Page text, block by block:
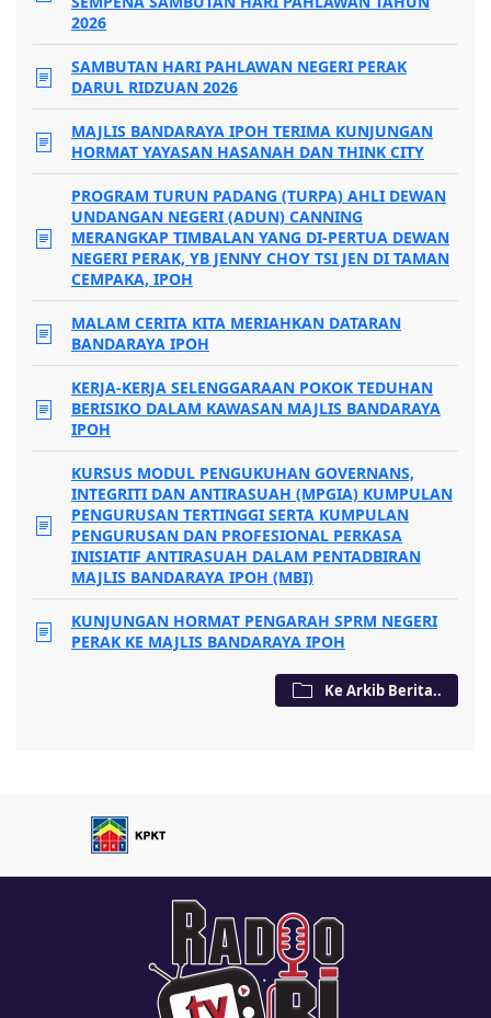
2026
SAMBUTAN HARI PAHLAWAN NEGERI PERAK
DARUL RIDZUAN 2026
MAJLIS BANDARAYA IPOH TERIMA KUNJUNGAN
HORMAT YAYASAN HASANAH DAN THINK CITY
PROGRAM TURUN PADANG (TURPA) AHLI DEWAN
UNDANGAN NEGERI (ADUN) CANNING
MERANGKAP TIMBALAN YANG DI-PERTUA DEWAN
NEGERI PERAK, YB JENNY CHOY TSI JEN DI TAMAN
CEMPAKA, IPOH
MALAM CERITA KITA MERIAHKAN DATARAN
BANDARAYA IPOH
KERJA-KERJA SELENGGARAAN POKOK TEDUHAN
BERISIKO DALAM KAWASAN MAJLIS BANDARAYA
IPOH
KURSUS MODUL PENGUKUHAN GOVERNANS,
INTEGRITI DAN ANTIRASUAH (MPGIA) KUMPULAN
PENGURUSAN TERTINGGI SERTA KUMPULAN
PENGURUSAN DAN PROFESIONAL PERKASA
INISIATIF ANTIRASUAH DALAM PENTADBIRAN
MAJLIS BANDARAYA IPOH (MBI)
KUNJUNGAN HORMAT PENGARAH SPRM NEGERI
PERAK KE MAJLIS BANDARAYA IPOH
Ke Arkib Berita..